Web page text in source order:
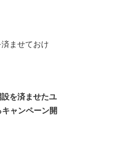
ませておけ
を済ませたユ
ャンペーン開